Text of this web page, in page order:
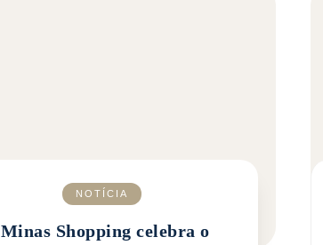
NOTÍCIA
Minas Shopping celebra o